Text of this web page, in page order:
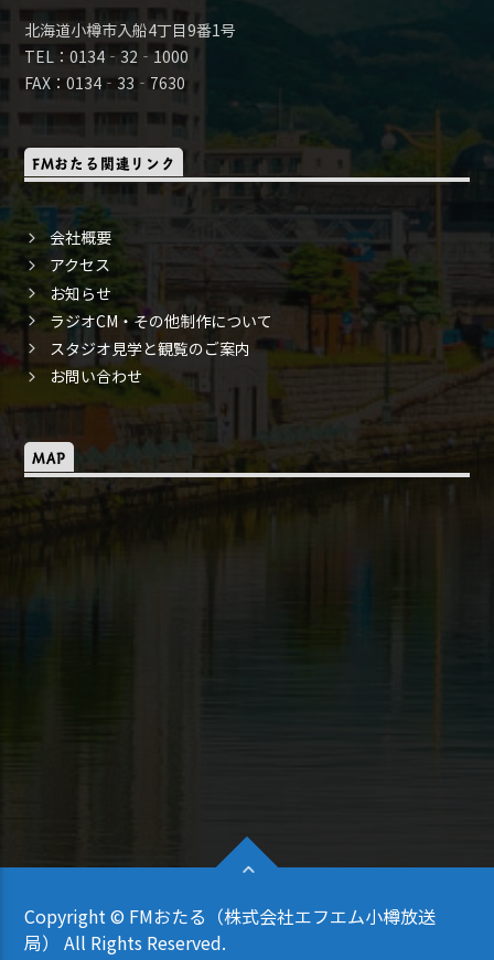
北海道小樽市入船4丁目9番1号
TEL：0134‐32‐1000
FAX：0134‐33‐7630
FMおたる関連リンク
会社概要
アクセス
お知らせ
ラジオCM・その他制作について
スタジオ見学と観覧のご案内
お問い合わせ
MAP
Copyright © FMおたる（株式会社エフエム小樽放送
局） All Rights Reserved.